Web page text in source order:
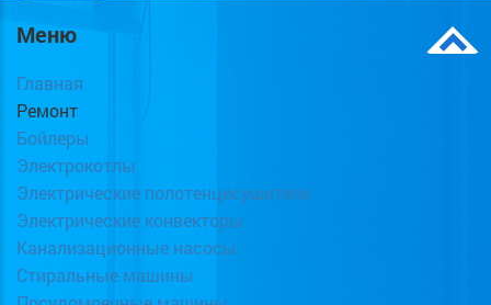
Меню
Главная
Ремонт
Бойлеры
Электрокотлы
Электрические полотенцесушители
Электрические конвекторы
Канализационные насосы
Стиральные машины